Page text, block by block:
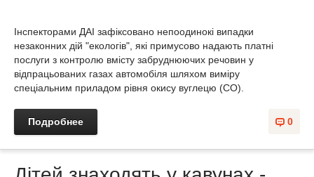
Інспекторами ДАІ зафіксовано непоодинокі випадки
незаконних дій "екологів", які примусово надають платні
послуги з контролю вмісту забруднюючих речовин у
відпрацьованих газах автомобіля шляхом виміру
спеціальним приладом рівня окису вуглецю (СО).
0
Подробнее